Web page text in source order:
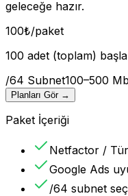
geleceğe hazır.
100₺/paket
100 adet (toplam)
/64 Subnet100–500
Planları Gör →
Paket İçeriği
Netfactor /
Google Ads
/64 subnet